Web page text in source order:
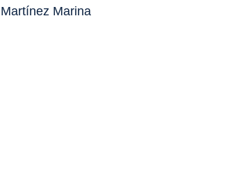
Marina